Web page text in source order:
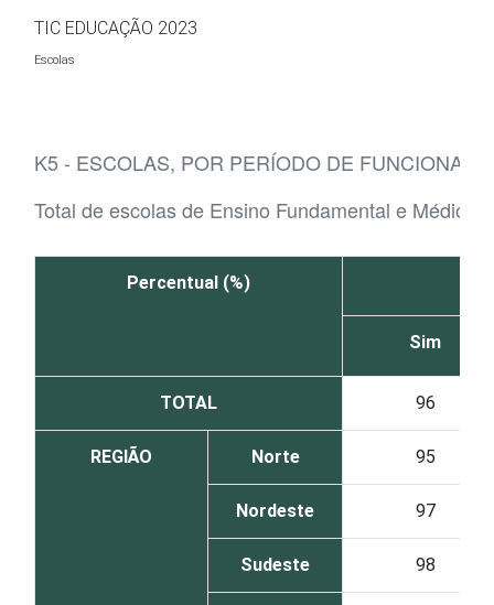
Ir para o conteúdo
TIC EDUCAÇÃO 2023
Escolas
K5 - ESCOLAS, POR PERÍODO DE
Total de escolas de Ensino Fundamental e Médio
Percentual (%)
Sim
TOTAL 96
REGIÃO Norte 95
Nordeste 97
Sudeste 98